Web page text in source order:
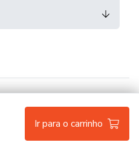
Ir para o carrinho
direitos reservados.